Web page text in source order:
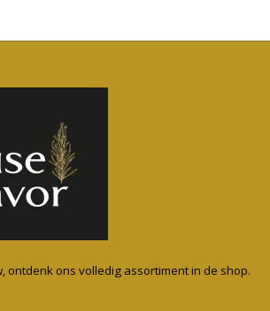
ontdenk ons volledig assortiment in de shop.